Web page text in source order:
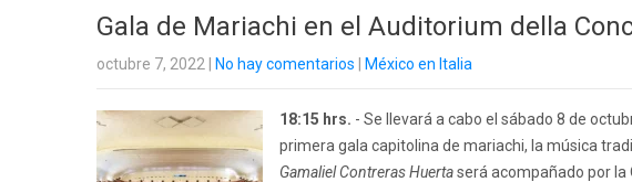
Gala de Mariachi en el Auditorium della
octubre 7, 2022 No hay comentarios México en Italia
18:15 hrs. - Se llevará a cabo el sábado 8 de
primera gala capitolina de mariachi, la música
Gamaliel Contreras Huertaserá acompañado por la